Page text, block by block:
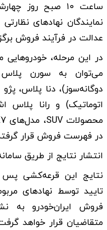
نمایندگان نهادهای
عدالت در فرآیند فروش
در این مرحله،
می‌توان به سورن
اتوماتیک) و رانا
در فهرست فروش قرار
انتشار نتایج از طریق
نتایج این قرعه‌کشی پس
تایید توسط نهادهای
متقاضیان قرار خواهد